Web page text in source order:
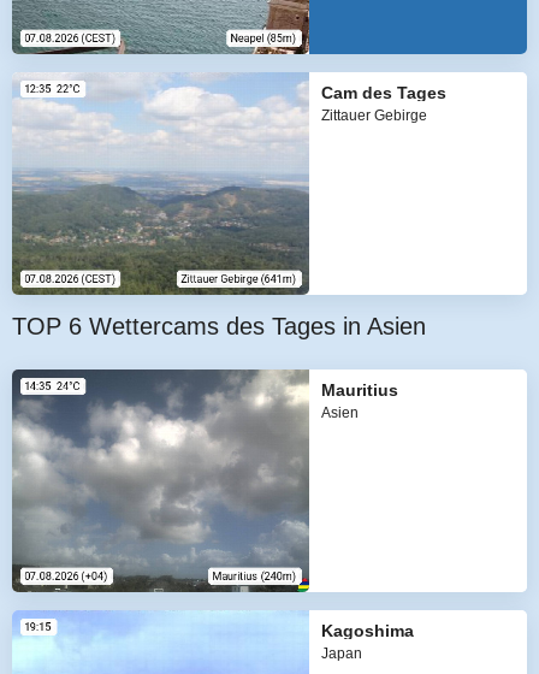
Cam des Tages
Zittauer Gebirge
TOP 6 Wettercams des Tages in Asien
Mauritius
Asien
Kagoshima
Japan